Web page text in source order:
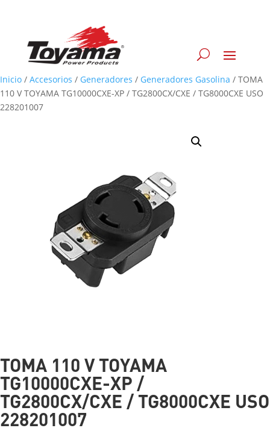
Inicio / Accesorios / Generadores / Generadores Gasolina / TOMA
110 V TOYAMA TG10000CXE-XP / TG2800CX/CXE / TG8000CXE USO
228201007
TOMA 110 V TOYAMA
TG10000CXE-XP /
TG2800CX/CXE / TG8000CXE USO
228201007